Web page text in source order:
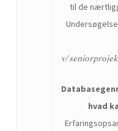
til de
v/
hvad